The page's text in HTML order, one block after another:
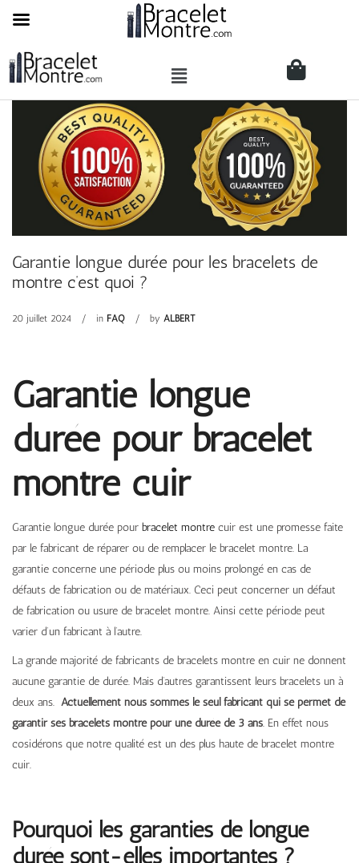
in FAQ
20 juillet 2024 by ALBERT
Garantie longue durée pour les bracelets de
montre c’est quoi ?
Garantie longue
durée pour bracelet
montre cuir
Garantie longue durée pour bracelet montre cuir est une promesse faite
par le fabricant de réparer ou de remplacer le bracelet montre. La
garantie concerne une période plus ou moins prolongé en cas de
défauts de fabrication ou de matériaux. Ceci peut concerner un défaut
de fabrication ou usure de bracelet montre. Ainsi cette période peut
varier d’un fabricant à l’autre.
La grande majorité de fabricants de bracelets montre en cuir ne donnent
aucune garantie de durée. Mais d’autres garantissent leurs bracelets un à
deux ans. Actuellement nous sommes le seul fabricant qui se permet de
garantir ses bracelets montre pour une durée de 3 ans. En effet nous
cosidérons que notre qualité est un des plus haute de bracelet montre
cuir.
Pourquoi les garanties de longue
durée sont-elles importantes ?